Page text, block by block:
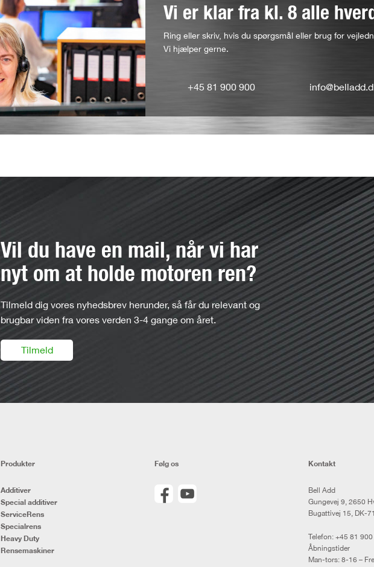
Vi er klar fra kl. 8 alle
Ring eller skriv, hvis du spørgsmål eller brug for
Vi hjælper gerne.
+45 81 900 900
Vil du have en mail, når vi har
nyt om at holde motoren ren?
Tilmeld dig vores nyhedsbrev herunder, så får du relevant og
brugbar viden fra vores verden 3-4 gange om året.
Tilmeld
Produkter
Additiver
Special additiver
ServiceRens
Specialrens
Heavy Duty
Rensemaskiner
Følg os Kontakt
Bell Add
Gungevej 9, 2650
Bugattivej 15, DK-
Telefon: +45 81 900
Åbningstider
Man-tors: 8-16 –